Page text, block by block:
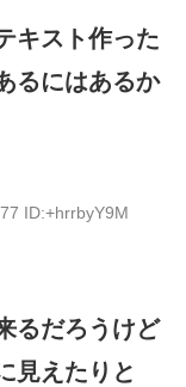
キスト作った
るにはあるか
ID:+hrrbyY9M
るだろうけど
見えたりと